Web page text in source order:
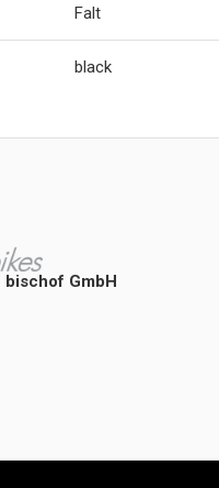
Falt
black
GmbH